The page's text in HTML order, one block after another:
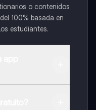
o contenidos
100% basada en
estudiantes.